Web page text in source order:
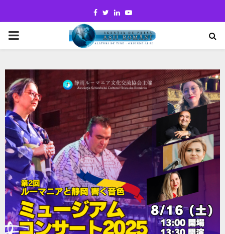
Facebook
TwitterLinkedinYoutube
PRIMARY